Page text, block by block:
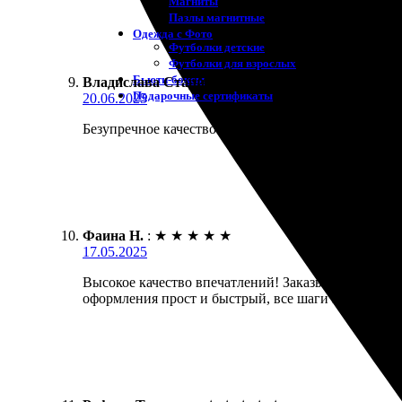
Пазлы магнитные
Одежда с Фото
Футболки детские
Футболки для взрослых
Бьюти-боксы
Подарочные сертификаты
Владислава Старикова
20.06.2025
Безупречное качество исполнения. Заказала
Фаина Н. : ★ ★ ★ ★ ★
17.05.2025
Высокое качество впечатлений! Заказывала
оформления прост и быстрый, все шаги понятны.